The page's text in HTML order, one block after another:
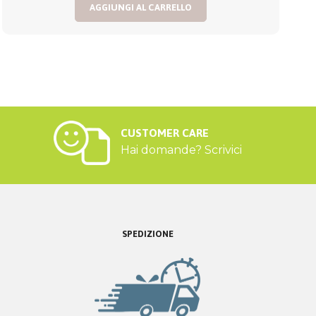
AGGIUNGI AL CARRELLO
CUSTOMER CARE
Hai domande? Scrivici
SPEDIZIONE